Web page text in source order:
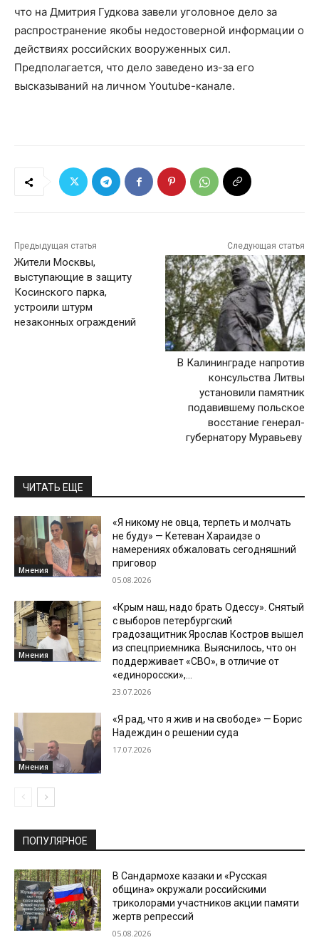
что на Дмитрия Гудкова завели уголовное дело за
распространение якобы недостоверной информации о
действиях российских вооруженных сил.
Предполагается, что дело заведено из-за его
высказываний на личном Youtube-канале.
Предыдущая статья
Жители Москвы,
выступающие в защиту
Косинского парка,
устроили штурм
незаконных ограждений
Следующая статья
В Калининграде напротив
консульства Литвы
установили памятник
подавившему польское
восстание генерал-
губернатору Муравьеву
ЧИТАТЬ ЕЩЕ
Мнения
«Я никому не овца, терпеть и молчать
не буду» — Кетеван Хараидзе о
намерениях обжаловать сегодняшний
приговор
05.08.2026
Мнения
«Крым наш, надо брать Одессу». Снятый
с выборов петербургский
градозащитник Ярослав Костров вышел
из спецприемника. Выяснилось, что он
поддерживает «СВО», в отличие от
«единоросски»,...
23.07.2026
Мнения
«Я рад, что я жив и на свободе» — Борис
Надеждин о решении суда
17.07.2026
ПОПУЛЯРНОЕ
В Сандармохе казаки и «Русская
община» окружали российскими
триколорами участников акции памяти
жертв репрессий
05.08.2026